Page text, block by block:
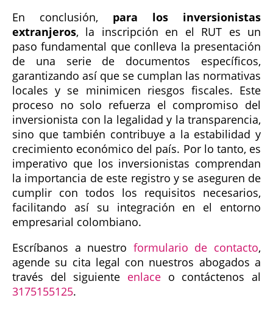
En conclusión, para los inversionistas
extranjeros, la inscripción en el RUT es un
paso fundamental que conlleva la presentación
de una serie de documentos específicos,
garantizando así que se cumplan las normativas
locales y se minimicen riesgos fiscales. Este
proceso no solo refuerza el compromiso del
inversionista con la legalidad y la transparencia,
sino que también contribuye a la estabilidad y
crecimiento económico del país. Por lo tanto, es
imperativo que los inversionistas comprendan
la importancia de este registro y se aseguren de
cumplir con todos los requisitos necesarios,
facilitando así su integración en el entorno
empresarial colombiano.
Escríbanos a nuestro formulario de contacto,
agende su cita legal con nuestros abogados a
través del siguiente enlace o contáctenos al
3175155125.